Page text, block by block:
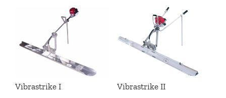
Vibrastrike I Vibrastrike II